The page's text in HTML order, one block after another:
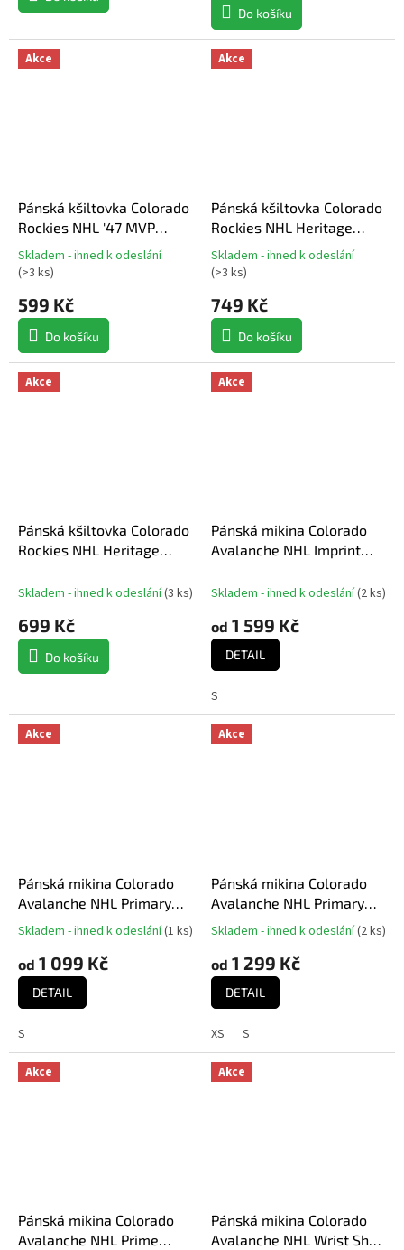
Do košíku
Akce
Pánská kšiltovka Colorado
Rockies NHL '47 MVP
Vintage
Průměrné
hodnocení
produktu
je
5,0
z
5
hvězdiček.
Skladem - ihned k odeslání
(>3 ks)
599 Kč
Do košíku
Akce
Pánská kšiltovka Colorado
Rockies NHL Heritage
Snapback
Průměrné
hodnocení
produktu
je
5,0
z
5
hvězdiček.
Skladem - ihned k odeslání
(>3 ks)
749 Kč
Do košíku
Akce
Pánská kšiltovka Colorado
Rockies NHL Heritage
Skladem - ihned k odeslání(3 ks)
699 Kč
Do košíku
Akce
Pánská mikina Colorado
Avalanche NHL Imprint
Skladem - ihned k odeslání(2 ks)
od 1 599 Kč
DETAIL
S
Akce
Pánská mikina Colorado
Avalanche NHL Primary
Logo Graphic Crew
Průměrné
produktu
je
4,0
5
hvězdiček.
Skladem - ihned k odeslání(1 ks)
od 1 099 Kč
DETAIL
S
Akce
Pánská mikina Colorado
Avalanche NHL Primary
Logo Graphic Hoodie
Průměrné
produktu
je
5,0
5
hvězdiček.
Skladem - ihned k odeslání(2 ks)
od 1 299 Kč
DETAIL
XS S
Akce
Pánská mikina Colorado
Avalanche NHL Prime
Akce
Pánská mikina Colorado
Avalanche NHL Wrist Shot